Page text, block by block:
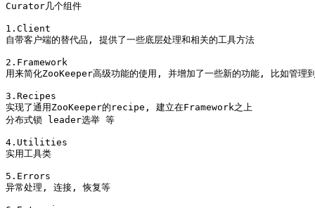
Curator几个组件
1.Client
自带客户端的替代品, 提供了一些底层处理和相关的工具方法
2.Framework
用来简化ZooKeeper高级功能的使用, 并增加了一些新的功能, 比如管理
3.Recipes
实现了通用ZooKeeper的recipe, 建立在Framework之上
分布式锁 leader选举 等
4.Utilities
实用工具类
5.Errors
异常处理, 连接, 恢复等